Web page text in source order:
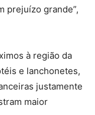
prejuízo grande”,
à região da
e lanchonetes,
justamente
maior